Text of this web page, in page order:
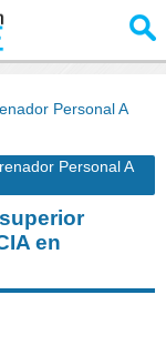
Personal A
Personal A
en